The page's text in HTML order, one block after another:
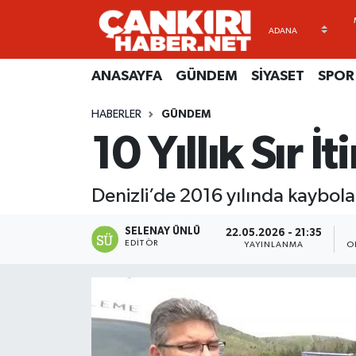
ANASAYFA GÜNDEM SİYASET SPOR
HABERLER GÜNDEM
10 Yıllık Sır
Denizli’de 2016 yılında
SELENAY ÜNLÜ
EDITÖR
22.05.2026 - 21:35
YAYINLANMA
ANASAYFA
SİYASET
RESMİ İLANLAR
Künye
Gizlilik Sözleşmesi
GÜNDEM
kimdir-nedir-nasil
Merkez Hava Durumu
Süper Lig Puan Durumu ve Fikstür
Son Dakika Haberleri